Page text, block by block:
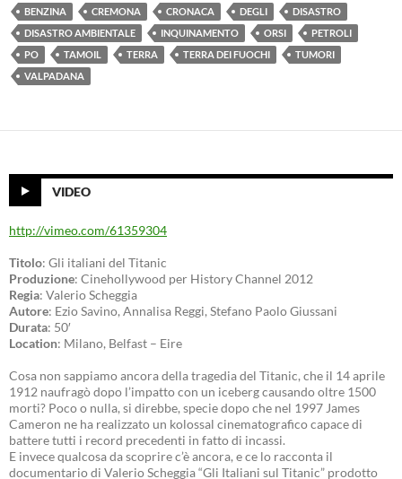
BENZINA CREMONA CRONACA DEGLI
DISASTRO
DISASTRO AMBIENTALE
INQUINAMENTO ORSI
PETROLI
PO
TAMOIL TERRA TERRA DEI FUOCHI
TUMORI
VALPADANA
VIDEO
http://vimeo.com/61359304
Titolo: Gli italiani del Titanic
Produzione: Cinehollywood per History Channel 2012
Regia: Valerio Scheggia
Autore: Ezio Savino, Annalisa Reggi, Stefano Paolo Giussani
Durata: 50′
Location: Milano, Belfast – Eire
Cosa non sappiamo ancora della tragedia del Titanic, che il 14 aprile
1912 naufragò dopo l’impatto con un iceberg causando oltre 1500
morti? Poco o nulla, si direbbe, specie dopo che nel 1997 James
Cameron ne ha realizzato un kolossal cinematografico capace di
battere tutti i record precedenti in fatto di incassi.
E invece qualcosa da scoprire c’è ancora, e ce lo racconta il
documentario di Valerio Scheggia “Gli Italiani sul Titanic” prodotto